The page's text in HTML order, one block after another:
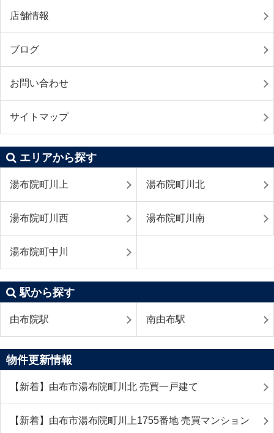
店舗情報
ブログ
お問い合わせ
サイトマップ
エリアから探す
湯布院町川上 湯布院町川北
湯布院町川西 湯布院町川南
湯布院町中川
駅から探す
由布院駅 南由布駅
物件更新情報
【新着】由布市湯布院町川北 売買一戸建て
【新着】由布市湯布院町川上1755番地 売買マンション